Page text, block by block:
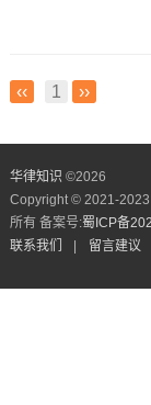
‹‹ 1 ››
华律知识 ©2026
Copyright © 2021-2023
所有 备案号:蜀ICP备
联系我们
留言建议